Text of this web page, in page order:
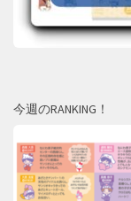
今週のRANKING！